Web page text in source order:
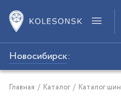
Новосибирск:
Главная / Каталог / Каталог шин